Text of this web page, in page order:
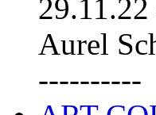
29.11.22
Aurel
----------